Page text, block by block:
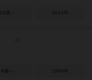
10歳～ 2014年
8歳～ 1994年